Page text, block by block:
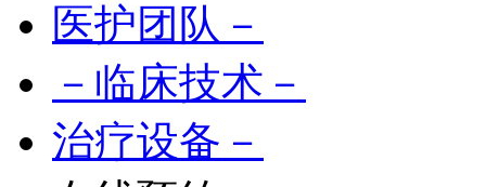
医护团队－
－临床技术－
治疗设备－